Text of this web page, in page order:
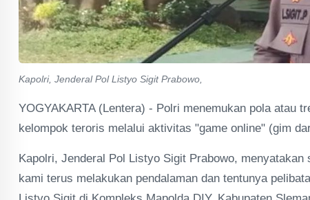
Kapolri, Jenderal Pol Listyo Sigit Prabowo,
YOGYAKARTA (Lentera) - Polri menemukan pola atau
kelompok teroris melalui aktivitas "game online" (gim
Kapolri, Jenderal Pol Listyo Sigit Prabowo,
kami terus melakukan pendalaman dan tentunya